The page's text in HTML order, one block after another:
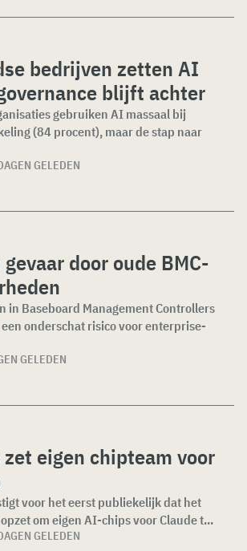
bedrijven zetten AI
blijft achter
gebruiken AI massaal bij
(84 procent), maar de stap naar
GELEDEN
door oude BMC-
in Baseboard Management Controllers
onderschat risico voor enterprise-
GELEDEN
eigen chipteam voor
voor het eerst publiekelijk dat het
om eigen AI-chips voor Claude t...
GELEDEN